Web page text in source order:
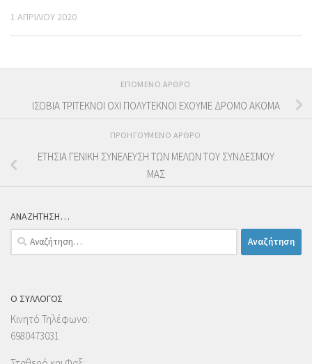
1 ΑΠΡΙΛΊΟΥ 2020
ΕΠΌΜΕΝΟ ΆΡΘΡΟ
ΙΣΟΒΙΑ ΤΡΙΤΕΚΝΟΙ ΟΧΙ ΠΟΛΥΤΕΚΝΟΙ ΕΧΟΥΜΕ ΔΡΟΜΟ ΑΚΟΜΑ
ΠΡΟΗΓΟΎΜΕΝΟ ΆΡΘΡΟ
ΕΤΗΣΙΑ ΓΕΝΙΚΗ ΣΥΝΕΛΕΥΣΗ ΤΩΝ ΜΕΛΩΝ ΤΟΥ ΣΥΝΔΕΣΜΟΥ
ΜΑΣ
ΑΝΑΖΗΤΗΣΗ…
Αναζήτηση
για:
Ο ΣΥΛΛΟΓΟΣ
Κινητό Τηλέφωνο:
6980473031